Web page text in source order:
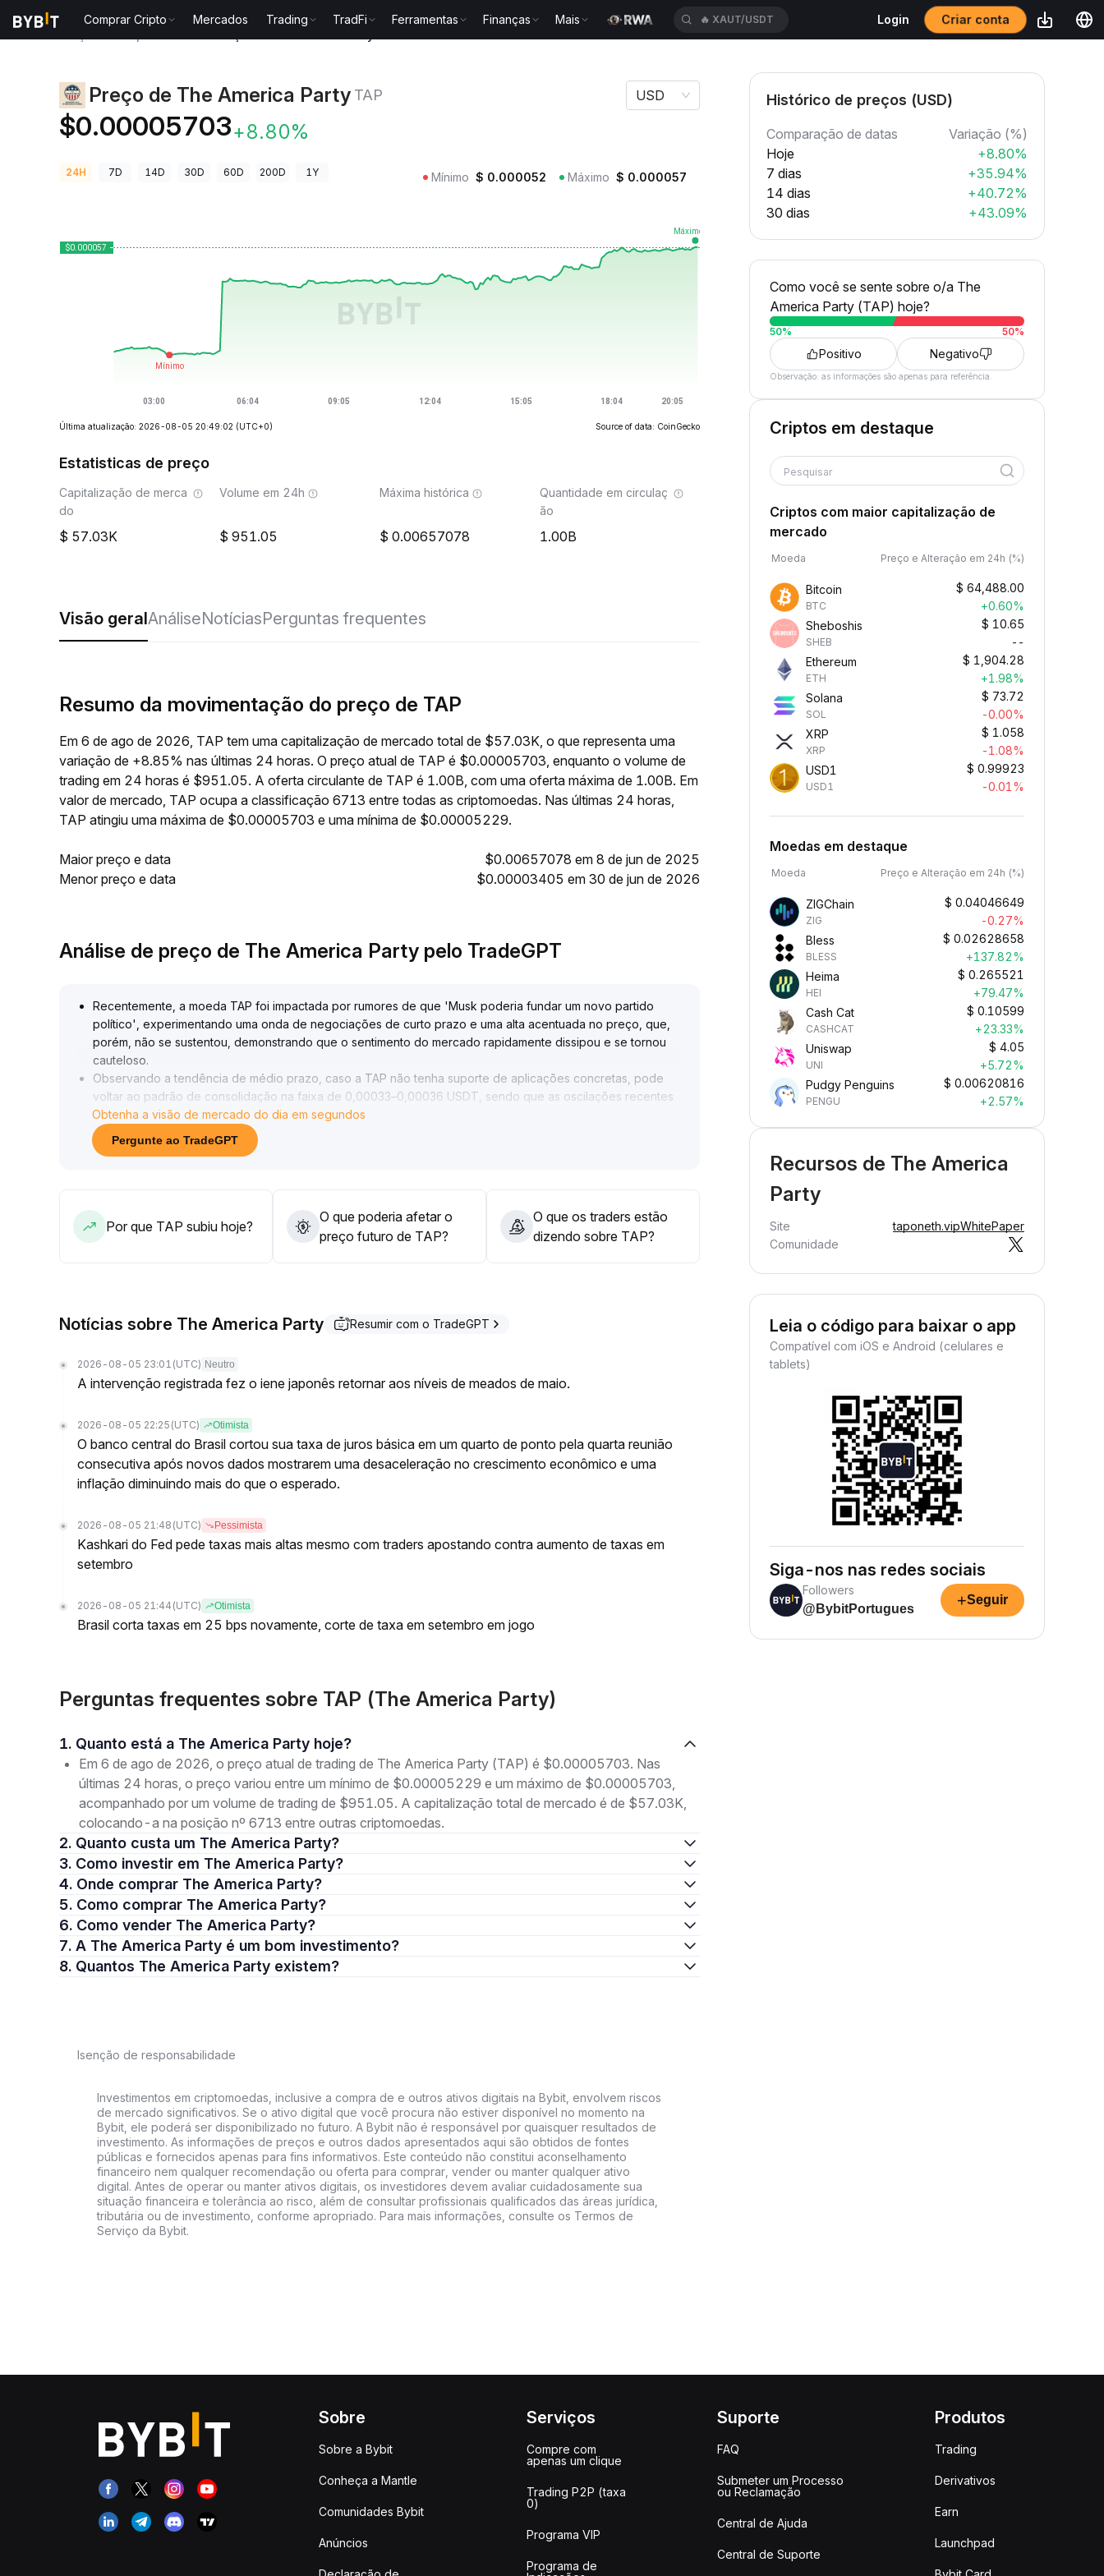
Comprar Cripto Mercados Trading TradFi Ferramentas Finanças Mais 🔥 HEIUSDT Login Criar conta
Preço de The America Party TAP
$0.00005703+8.80%
USD
24H 7D 14D 30D 60D 200D 1Y Mínimo $ 0.000052 Máximo $ 0.000057
Última atualização: 2026-08-05 20:49:02 (UTC+0) Source of data: CoinGecko
Estatisticas de preço
Capitalização de merca
do
57.03K
Volume em 24h
951.05
Máxima histórica
0.00657078
Quantidade em circulaç
ão
1.00B
Visão geralAnáliseNotíciasPerguntas frequentes
Resumo da movimentação do preço de TAP
Em 6 de ago de 2026, TAP tem uma capitalização de mercado total de $57.03K, o que representa uma
variação de +8.85% nas últimas 24 horas. O preço atual de TAP é $0.00005703, enquanto o volume de
trading em 24 horas é $951.05. A oferta circulante de TAP é 1.00B, com uma oferta máxima de 1.00B. Em
valor de mercado, TAP ocupa a classificação 6713 entre todas as criptomoedas. Nas últimas 24 horas,
TAP atingiu uma máxima de $0.00005703 e uma mínima de $0.00005229.
Maior preço e data
$0.00657078 em 8 de jun de 2025
Menor preço e data
$0.00003405 em 30 de jun de 2026
Análise de preço de The America Party pelo TradeGPT
Recentemente, a moeda TAP foi impactada por rumores de que 'Musk poderia fundar um novo partido
político', experimentando uma onda de negociações de curto prazo e uma alta acentuada no preço, que,
porém, não se sustentou, demonstrando que o sentimento do mercado rapidamente dissipou e se tornou
cauteloso.
Observando a tendência de médio prazo, caso a TAP não tenha suporte de aplicações concretas, pode
voltar ao padrão de consolidação na faixa de 0,00033–0,00036 USDT, sendo que as oscilações recentes
pareceram mais especulativas.
Recomenda-se aos investidores operar com prudência, aguardando sinais mais claros de suporte político
ou de aplicação, a fim de evitar o risco de ajustes com o esfriamento das notícias
Obtenha a visão de mercado do dia em segundos
Pergunte ao TradeGPT
Por que TAP subiu hoje?
O que poderia afetar o
preço futuro de TAP?
O que os traders estão
dizendo sobre TAP?
Notícias sobre The America Party Resumir com o TradeGPT
2026-08-05 23:01 (UTC) Neutro
A intervenção registrada fez o iene japonês retornar aos níveis de meados de maio.
2026-08-05 22:25 (UTC) Otimista
O banco central do Brasil cortou sua taxa de juros básica em um quarto de ponto pela quarta reunião
consecutiva após novos dados mostrarem uma desaceleração no crescimento econômico e uma
inflação diminuindo mais do que o esperado.
2026-08-05 21:48 (UTC) Pessimista
Kashkari do Fed pede taxas mais altas mesmo com traders apostando contra aumento de taxas em
setembro
2026-08-05 21:44 (UTC) Otimista
Brasil corta taxas em 25 bps novamente, corte de taxa em setembro em jogo
Perguntas frequentes sobre TAP (The America Party)
1. Quanto está a The America Party hoje?
Em 6 de ago de 2026, o preço atual de trading de The America Party (TAP) é $0.00005703. Nas
últimas 24 horas, o preço variou entre um mínimo de $0.00005229 e um máximo de $0.00005703,
acompanhado por um volume de trading de $951.05. A capitalização total de mercado é de $57.03K,
colocando-a na posição nº 6713 entre outras criptomoedas.
2. Quanto custa um The America Party?
3. Como investir em The America Party?
4. Onde comprar The America Party?
5. Como comprar The America Party?
6. Como vender The America Party?
7. A The America Party é um bom investimento?
8. Quantos The America Party existem?
Isenção de responsabilidade
Investimentos em criptomoedas, inclusive a compra de e outros ativos digitais na Bybit, envolvem riscos
de mercado significativos. Se o ativo digital que você procura não estiver disponível no momento na
Bybit, ele poderá ser disponibilizado no futuro. A Bybit não é responsável por quaisquer resultados de
investimento. As informações de preços e outros dados apresentados aqui são obtidos de fontes
públicas e fornecidos apenas para fins informativos. Este conteúdo não constitui aconselhamento
financeiro nem qualquer recomendação ou oferta para comprar, vender ou manter qualquer ativo
digital. Antes de operar ou manter ativos digitais, os investidores devem avaliar cuidadosamente sua
situação financeira e tolerância ao risco, além de consultar profissionais qualificados das áreas jurídica,
tributária ou de investimento, conforme apropriado. Para mais informações, consulte os Termos de
Serviço da Bybit.
Histórico de preços (USD)
Comparação de datas
Variação (%)
Hoje
+8.80%
7 dias
+35.94%
14 dias
+40.72%
30 dias
+43.09%
Como você se sente sobre o/a The
America Party (TAP) hoje?
50% 50%
Positivo Negativo
Observação: as informações são apenas para referência.
Criptos em destaque
Pesquisar
Criptos com maior capitalização de
mercado
Moeda Preço e Alteração em 24h (%)
Bitcoin
BTC
$ 64,488.00
+0.60%
Sheboshis
SHEB
$ 10.65
--
Ethereum
ETH
$ 1,904.28
+1.98%
Solana
SOL
$ 73.72
-0.00%
XRP
XRP
$ 1.058
-1.08%
USD1
USD1
$ 0.99923
-0.01%
Moedas em destaque
Moeda Preço e Alteração em 24h (%)
ZIGChain
ZIG
$ 0.04046649
-0.27%
Bless
BLESS
$ 0.02628658
+137.82%
Heima
HEI
$ 0.265521
+79.47%
Cash Cat
CASHCAT
$ 0.10599
+23.33%
Uniswap
UNI
$ 4.05
+5.72%
Pudgy Penguins
PENGU
$ 0.00620816
+2.57%
Recursos de The America
Party
Site taponeth.vipWhitePaper
Comunidade
Leia o código para baixar o app
Compatível com iOS e Android (celulares e
tablets)
Siga-nos nas redes sociais
Followers
@BybitPortugues
+Seguir
Sobre
Sobre a Bybit
Conheça a Mantle
Comunidades Bybit
Anúncios
Serviços
Compre com
apenas um clique
Trading P2P (taxa
0)
Programa VIP
Programa de
Suporte
FAQ
Submeter um Processo
ou Reclamação
Central de Ajuda
Central de Suporte
Produtos
Trading
Derivativos
Earn
Launchpad